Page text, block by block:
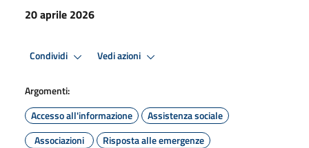
20 aprile 2026
Condividi Vedi azioni
Argomenti:
Accesso all'informazione
Assistenza sociale
Associazioni
Risposta alle emergenze